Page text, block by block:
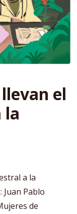
el
la
a la
Juan Pablo
de